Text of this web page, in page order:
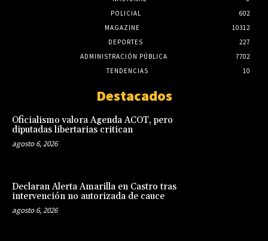
POLICIAL
602
MAGAZINE
10312
DEPORTES
227
ADMINISTRACIÓN PÚBLICA
7702
TENDENCIAS
10
Destacados
Oficialismo valora Agenda ACOT, pero
diputadas libertarias critican
agosto 6, 2026
Declaran Alerta Amarilla en Castro tras
intervención no autorizada de cauce
agosto 6, 2026